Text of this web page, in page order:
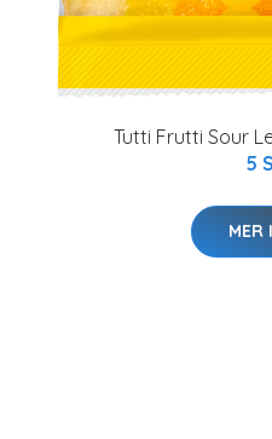
Tutti Frutti Sour
5
MER